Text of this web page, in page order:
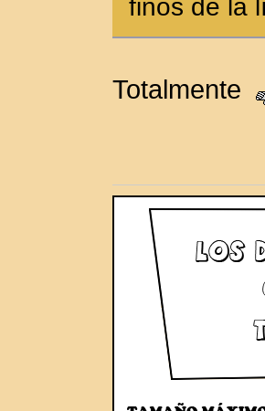
finos de la
Totalmente